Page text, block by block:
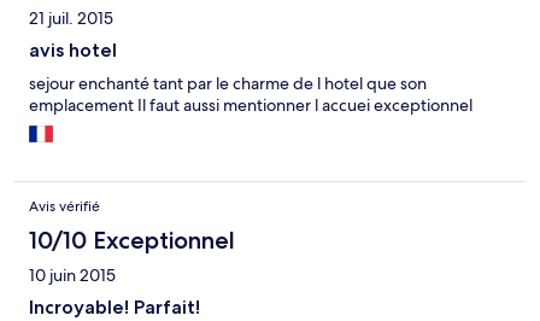
21 juil. 2015
avis hotel
sejour enchanté tant par le charme de l hotel que son
emplacement Il faut aussi mentionner l accuei exceptionnel
Avis vérifié
10/10 Exceptionnel
10 juin 2015
Incroyable! Parfait!